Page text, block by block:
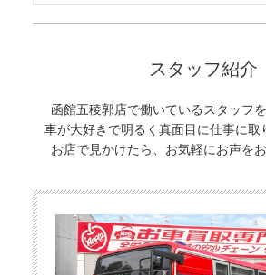
スタッフ紹介
函館五稜郭店で働いているスタッフ
車が大好きで明るく真面目に仕事に取
お店で見かけたら、お気軽にお声を